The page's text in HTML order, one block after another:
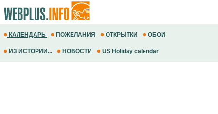
КАЛЕНДАРЬ ПОЖЕЛАНИЯ ОТКРЫТКИ ОБОИ
ИЗ ИСТОРИИ... НОВОСТИ US Holiday calendar